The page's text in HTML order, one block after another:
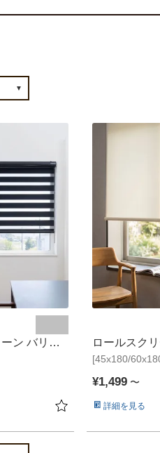
ン バリー
[45x180/
ロールスク
¥1,499 〜
詳細を見る